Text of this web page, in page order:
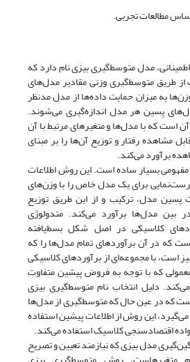
مطالعات تجربی.
مدل متوسط‌گیری بیزی نام دارد که
از طریق متوسط‌گیری وزنی مقادیر مدل‌های
به میزان حمایت داده‌ها از مدل مد‌نظر
پسین هر مدل اندازه‌گیری می‌شوند.
که با مدل‌ها و متغیرهای مرتبط با آن
مشاهده رفتار و توزیع آن‌ها را بر مبنای
برآورد می‌کند.
بسیار ساده است. این روش اطلاعات
برای یک مدل خاص را با وزن‌های
پسین مدل، ترکیب و از این طریق توزیع
بین مدل‌ها برآورد می‌کند. متدولوژی
کلاسیکی در اصل شکل بسط‌یافته
که در آن برآوردهای تمام مدل‌ها را که
است، با مجموعه‌ای از برآوردهای کلاسیکی
که با توجه به فروض پیشین متفاوت
دلیل انتخاب نام متوسط‌گیری بیزی
که در عین حال که متوسط‌گیری از مدل‌ها
این روش از اطلاعات پیشین استفاده
اقتصادسنجی کلاسیک استفاده می‌کند.
مدل بیزی که نیازمند تعیین و تصریح